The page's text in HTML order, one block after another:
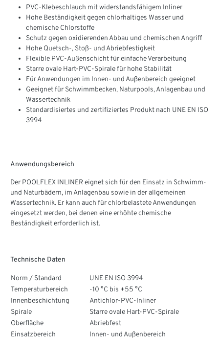
PVC-Klebeschlauch mit widerstandsfähigem Inliner
Hohe Beständigkeit gegen chlorhaltiges Wasser und
chemische Chlorstoffe
Schutz gegen oxidierenden Abbau und chemischen Angriff
Hohe Quetsch-, Stoß- und Abriebfestigkeit
Flexible PVC-Außenschicht für einfache Verarbeitung
Starre ovale Hart-PVC-Spirale für hohe Stabilität
Für Anwendungen im Innen- und Außenbereich geeignet
Geeignet für Schwimmbecken, Naturpools, Anlagenbau und
Wassertechnik
Standardisiertes und zertifiziertes Produkt nach UNE EN ISO
3994
Anwendungsbereich
Der POOLFLEX INLINER eignet sich für den Einsatz in Schwimm-
und Naturbädern, im Anlagenbau sowie in der allgemeinen
Wassertechnik. Er kann auch für chlorbelastete Anwendungen
eingesetzt werden, bei denen eine erhöhte chemische
Beständigkeit erforderlich ist.
Technische Daten
Norm / Standard
UNE EN ISO 3994
Temperaturbereich
-10 °C bis +55 °C
Innenbeschichtung
Antichlor-PVC-Inliner
Spirale
Starre ovale Hart-PVC-Spirale
Oberfläche
Abriebfest
Einsatzbereich
Innen- und Außenbereich